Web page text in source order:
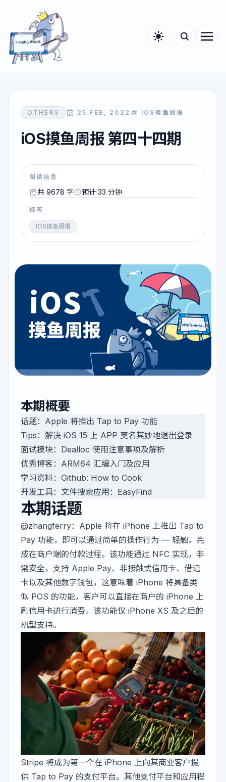
OTHERS 25 FEB, 2022 IOS摸鱼周报
iOS摸鱼周报 第四十四期
阅读信息
共 9678 字 预计 33 分钟
标签
IOS摸鱼周报
本期概要
话题：Apple 将推出 Tap to Pay 功能
Tips：解决 iOS 15 上 APP 莫名其妙地退出登录
面试模块：Dealloc 使用注意事项及解析
优秀博客：ARM64 汇编入门及应用
学习资料：Github: How to Cook
开发工具：文件搜索应用：EasyFind
本期话题
@zhangferry：Apple 将在 iPhone 上推出 Tap to
Pay 功能，即可以通过简单的操作行为 — 轻触，完
成在商户端的付款过程。该功能通过 NFC 实现，非
常安全，支持 Apple Pay、非接触式信用卡、借记
卡以及其他数字钱包，这意味着 iPhone 将具备类
似 POS 的功能，客户可以直接在商户的 iPhone 上
刷信用卡进行消费。该功能仅 iPhone XS 及之后的
机型支持。
Stripe 将成为第一个在 iPhone 上向其商业客户提
供 Tap to Pay 的支付平台。其他支付平台和应用程